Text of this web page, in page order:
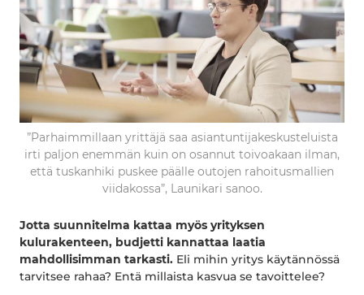
”Parhaimmillaan yrittäjä saa asiantuntijakeskusteluista
irti paljon enemmän kuin on osannut toivoakaan ilman,
että tuskanhiki puskee päälle outojen rahoitusmallien
viidakossa”, Launikari sanoo.
Jotta suunnitelma kattaa myös yrityksen
kulurakenteen, budjetti kannattaa laatia
mahdollisimman tarkasti. Eli mihin yritys käytännössä
tarvitsee rahaa? Entä millaista kasvua se tavoittelee?